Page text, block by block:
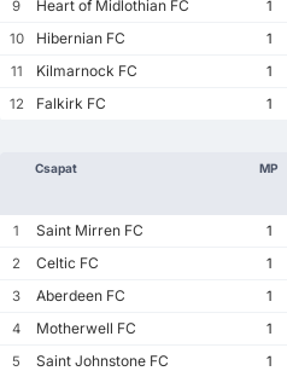
9
Heart of Midlothian FC 1
10
Hibernian FC 1
11
Kilmarnock FC 1
12
Falkirk FC 1
Csapat MP
1 Saint Mirren FC 1
2
Celtic FC 1
3
Aberdeen FC 1
4
Motherwell FC 1
5
Saint Johnstone FC 1